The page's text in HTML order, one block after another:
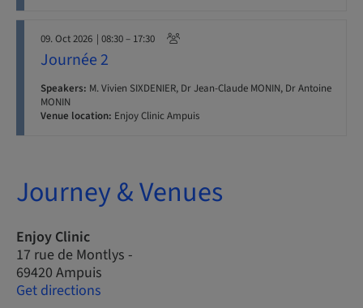
09. Oct 2026 | 08:30 – 17:30
Journée 2
Speakers: M. Vivien SIXDENIER, Dr Jean-Claude MONIN, Dr Antoine
MONIN
Venue location: Enjoy Clinic Ampuis
Journey & Venues
Enjoy Clinic
17 rue de Montlys -
69420 Ampuis
Get directions